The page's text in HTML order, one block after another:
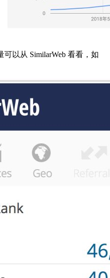
以从 SimilarWeb 看看，如